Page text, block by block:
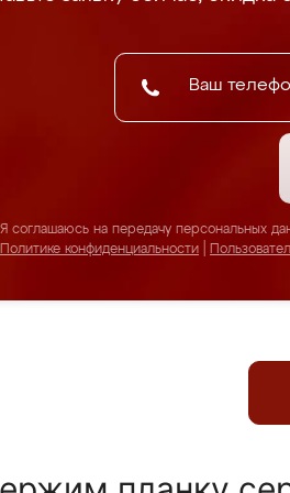
Я соглашаюсь на передачу персональных
Политике конфиденциальности